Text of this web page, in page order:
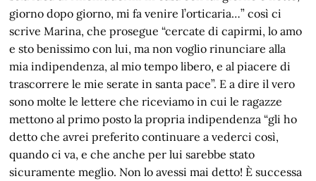
giorno dopo giorno, mi fa venire l’orticaria…” così ci
scrive Marina, che prosegue “cercate di capirmi, lo amo
e sto benissimo con lui, ma non voglio rinunciare alla
mia indipendenza, al mio tempo libero, e al piacere di
trascorrere le mie serate in santa pace”. E a dire il vero
sono molte le lettere che riceviamo in cui le ragazze
mettono al primo posto la propria indipendenza “gli ho
detto che avrei preferito continuare a vederci così,
quando ci va, e che anche per lui sarebbe stato
sicuramente meglio. Non lo avessi mai detto! È successa